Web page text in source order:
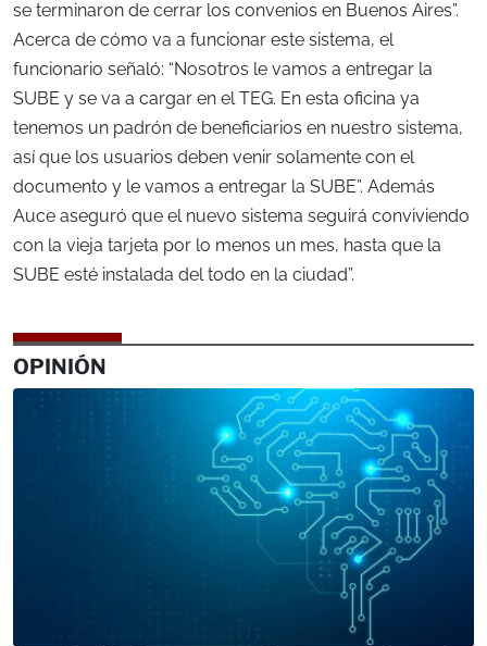
se terminaron de cerrar los convenios en Buenos Aires”.
Acerca de cómo va a funcionar este sistema, el
funcionario señaló: “Nosotros le vamos a entregar la
SUBE y se va a cargar en el TEG. En esta oficina ya
tenemos un padrón de beneficiarios en nuestro sistema,
así que los usuarios deben venir solamente con el
documento y le vamos a entregar la SUBE”. Además
Auce aseguró que el nuevo sistema seguirá conviviendo
con la vieja tarjeta por lo menos un mes, hasta que la
SUBE esté instalada del todo en la ciudad”.
OPINIÓN